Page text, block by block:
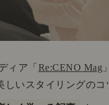
ィア「 Re:CENO Mag
しいスタイリングのコ